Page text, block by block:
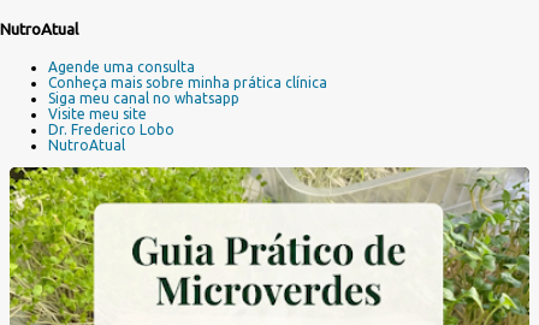
g
e
n
NutroAtual
Agende uma consulta
Conheça mais sobre minha prática clínica
Siga meu canal no whatsapp
Visite meu site
Dr. Frederico Lobo
NutroAtual